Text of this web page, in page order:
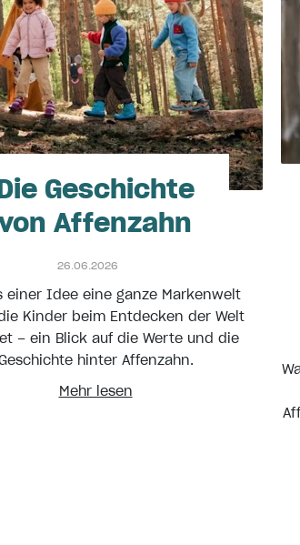
Geschichte
Affenzahn
26.06.2026
einer Idee eine ganze Markenwelt
Kinder beim Entdecken der Welt
– ein Blick auf die Werte und die
hinter Affenzahn.
Mehr lesen